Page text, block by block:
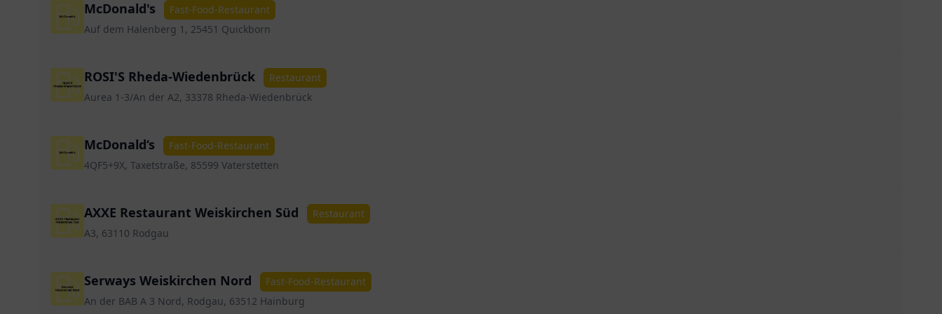
McDonald's
Fast-Food-Restaurant
Auf dem Halenberg 1, 25451 Quickborn
ROSI'S Rheda-Wiedenbrück
Restaurant
Aurea 1-3/An der A2, 33378 Rheda-Wiedenbrück
McDonald‘s
Fast-Food-Restaurant
4QF5+9X, Taxetstraße, 85599 Vaterstetten
AXXE Restaurant Weiskirchen Süd
Restaurant
A3, 63110 Rodgau
Serways Weiskirchen Nord
Fast-Food-Restaurant
An der BAB A 3 Nord, Rodgau, 63512 Hainburg